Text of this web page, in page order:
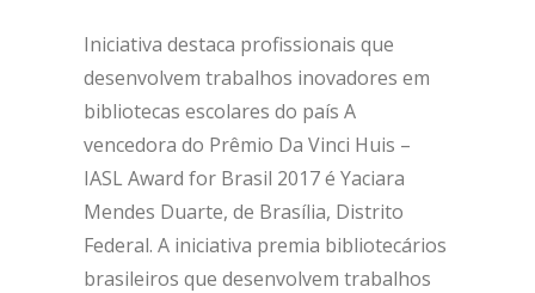
Iniciativa destaca profissionais que
desenvolvem trabalhos inovadores em
bibliotecas escolares do país A
vencedora do Prêmio Da Vinci Huis –
IASL Award for Brasil 2017 é Yaciara
Mendes Duarte, de Brasília, Distrito
Federal. A iniciativa premia bibliotecários
brasileiros que desenvolvem trabalhos